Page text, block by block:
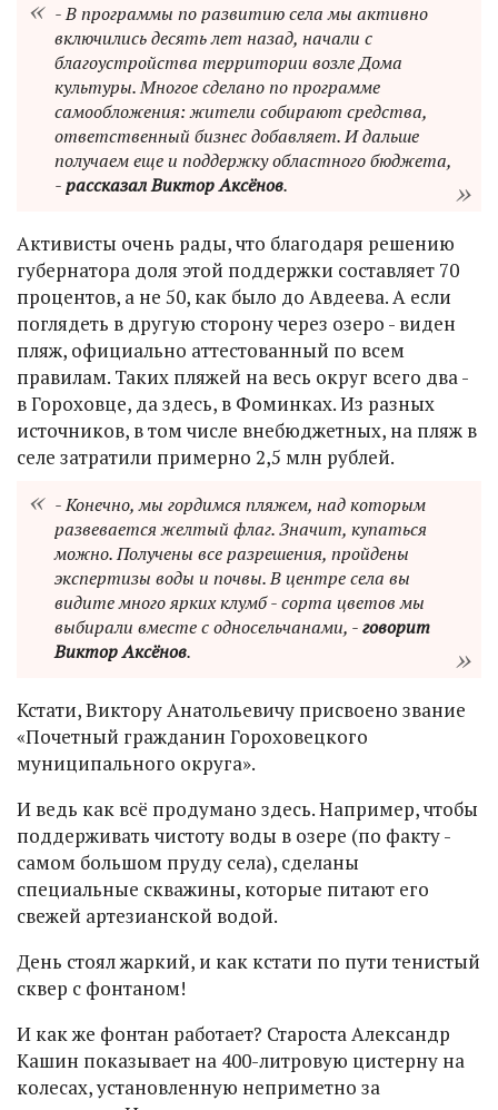
- В программы по развитию села мы активно
включились десять лет назад, начали с
благоустройства территории возле Дома
культуры. Многое сделано по программе
самообложения: жители собирают средства,
ответственный бизнес добавляет. И дальше
получаем еще и поддержку областного бюджета,
-рассказал Виктор Аксёнов.
Активисты очень рады, что благодаря решению
губернатора доля этой поддержки составляет 70
процентов, а не 50, как было до Авдеева. А если
поглядеть в другую сторону через озеро - виден
пляж, официально аттестованный по всем
правилам. Таких пляжей на весь округ всего два -
в Гороховце, да здесь, в Фоминках. Из разных
источников, в том числе внебюджетных, на пляж в
селе затратили примерно 2,5 млн рублей.
- Конечно, мы гордимся пляжем, над которым
развевается желтый флаг. Значит, купаться
можно. Получены все разрешения, пройдены
экспертизы воды и почвы. В центре села вы
видите много ярких клумб - сорта цветов мы
выбирали вместе с односельчанами, -говорит
Виктор Аксёнов.
Кстати, Виктору Анатольевичу присвоено звание
«Почетный гражданин Гороховецкого
муниципального округа».
И ведь как всё продумано здесь. Например, чтобы
поддерживать чистоту воды в озере (по факту -
самом большом пруду села), сделаны
специальные скважины, которые питают его
свежей артезианской водой.
День стоял жаркий, и как кстати по пути тенистый
сквер с фонтаном!
И как же фонтан работает? Староста Александр
Кашин показывает на 400-литровую цистерну на
колесах, установленную неприметно за